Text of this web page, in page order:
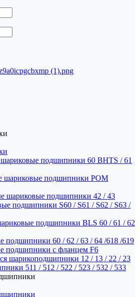
подшипники 60 BHTS / 61
шариковые подшипники POM
шариковые подшипники 42 / 43
подшипники S60 / S61 / S62 / S63 /
подшипники BLS 60 / 61 / 62
подшипники 60 / 62 / 63 / 64 /618 /619
подшипники с фланцем F6
шарикоподшипники 12 / 13 / 22 / 23
511 / 512 / 522 / 523 / 532 / 533